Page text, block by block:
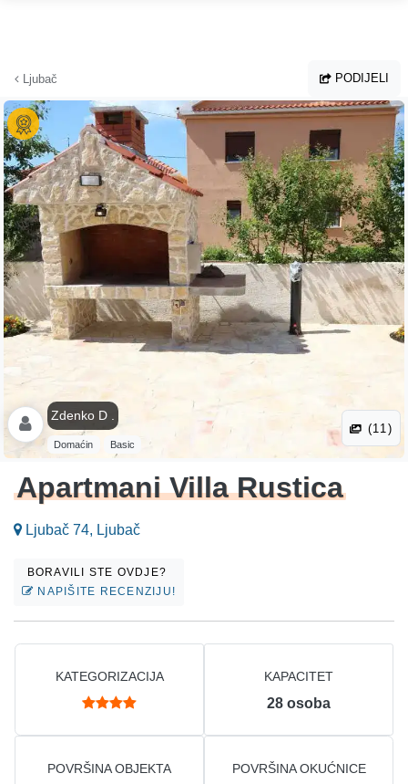
Ljubač PODIJELI
Zdenko D .
Domaćin Basic
(11)
Apartmani Villa Rustica
Ljubač 74, Ljubač
BORAVILI STE OVDJE?
NAPIŠITE RECENZIJU!
KATEGORIZACIJA KAPACITET
28 osoba
POVRŠINA OBJEKTA POVRŠINA OKUĆNICE